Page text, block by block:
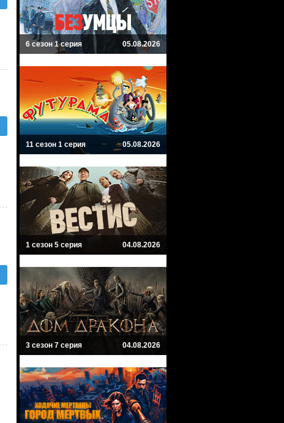
6 сезон 1 серия 05.08.2026
11 сезон 1 серия 05.08.2026
1 сезон 5 серия 04.08.2026
3 сезон 7 серия 04.08.2026